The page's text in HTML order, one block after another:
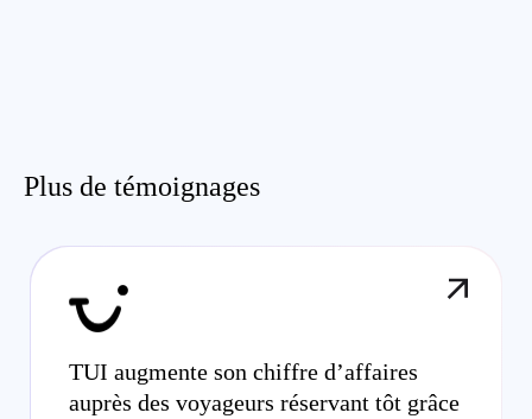
Plus de témoignages
TUI augmente son chiffre d’affaires
auprès des voyageurs réservant tôt grâce